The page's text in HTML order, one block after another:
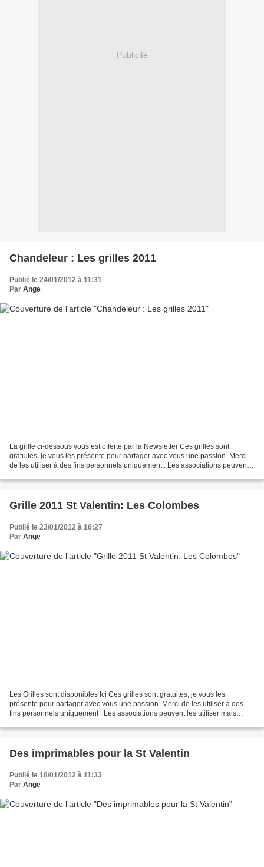
Publicité
Chandeleur : Les grilles 2011
Publié le 24/01/2012 à 11:31
Par Ange
La grille ci-dessous vous est offerte par la Newsletter Ces grilles sont
gratuites, je vous les présente pour partager avec vous une passion. Merci
de les utiliser à des fins personnels uniquement . Les associations peuvent
Grille 2011 St Valentin: Les Colombes
Publié le 23/01/2012 à 16:27
Par Ange
Les Grilles sont disponibles Ici Ces grilles sont gratuites, je vous les
présente pour partager avec vous une passion. Merci de les utiliser à des
fins personnels uniquement . Les associations peuvent les utiliser mais
Des imprimables pour la St Valentin
Publié le 18/01/2012 à 11:33
Par Ange